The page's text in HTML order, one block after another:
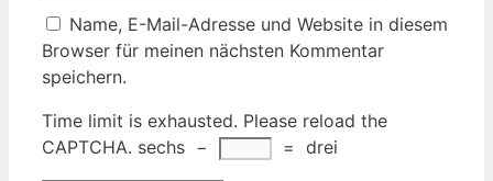
Name, E-Mail-Adresse und Website in diesem
Browser für meinen nächsten Kommentar
speichern.
Time limit is exhausted. Please reload the
CAPTCHA. sechs − = drei